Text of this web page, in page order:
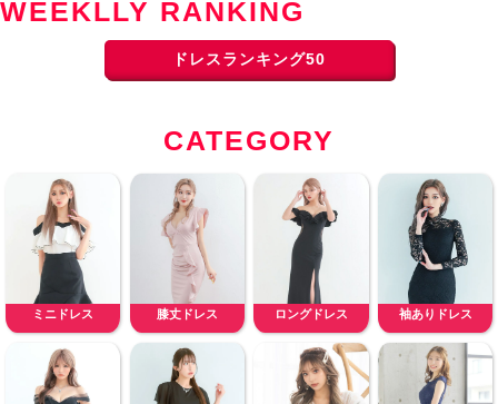
WEEKLLY RANKING
ドレスランキング50
CATEGORY
ミニドレス 膝丈ドレス ロングドレス 袖ありドレス